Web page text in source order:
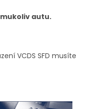
autu.
VCDS SFD musíte